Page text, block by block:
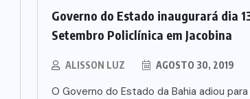
Governo do Estado inaugurará dia
Setembro Policlínica em Jacobina
ALISSON LUZ AGOSTO 30, 2019
O Governo do Estado da Bahia adiou para